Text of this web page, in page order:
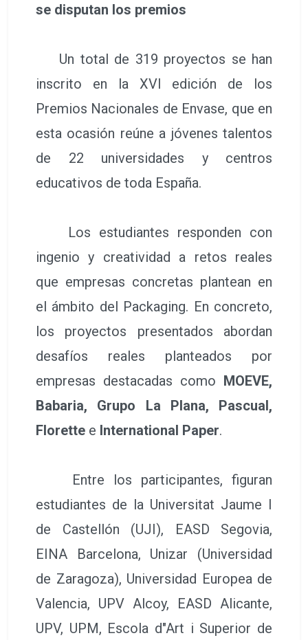
se disputan los premios
Un total de 319 proyectos se han
inscrito en la XVI edición de los
Premios Nacionales de Envase, que en
esta ocasión reúne a jóvenes talentos
de 22 universidades y centros
educativos de toda España.
Los estudiantes responden con
ingenio y creatividad a retos reales
que empresas concretas plantean en
el ámbito del Packaging. En concreto,
los proyectos presentados abordan
desafíos reales planteados por
empresas destacadas como MOEVE,
Babaria, Grupo La Plana, Pascual,
Florette e International Paper.
Entre los participantes, figuran
estudiantes de la Universitat Jaume I
de Castellón (UJI), EASD Segovia,
EINA Barcelona, Unizar (Universidad
de Zaragoza), Universidad Europea de
Valencia, UPV Alcoy, EASD Alicante,
UPV, UPM, Escola d"Art i Superior de